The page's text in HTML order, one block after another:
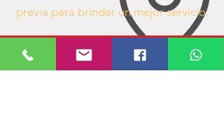
previa para brindar un mejor servicio.